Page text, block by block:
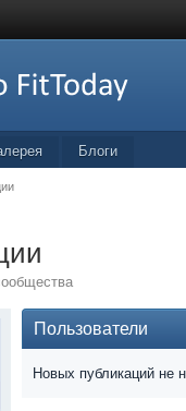
Блоги
Пользователи
Новых публикаций не